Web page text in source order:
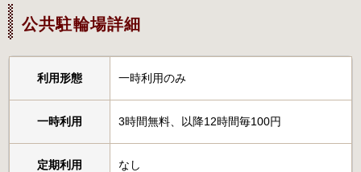
公共駐輪場詳細
利用形態 一時利用のみ
一時利用 3時間無料、以降12時間毎100円
定期利用 なし